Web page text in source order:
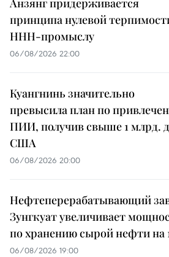
Анзянг придерживается
принципа нулевой
ННН-промыслу
06/08/2026 22:00
Куангнинь значительно
превысила план по
ПИИ, получив свыше 1 млрд.
США
06/08/2026 20:00
Нефтеперерабатывающий
Зунгкуат увеличивает
по хранению сырой нефти на
06/08/2026 19:00